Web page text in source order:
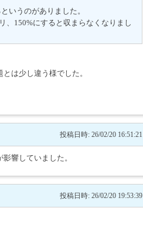
いうのがありました。
、150%にすると収まらなくなりまし
は少し違う様でした。
投稿日時: 26/02/20 16:51:21
響していました。
投稿日時: 26/02/20 19:53:39